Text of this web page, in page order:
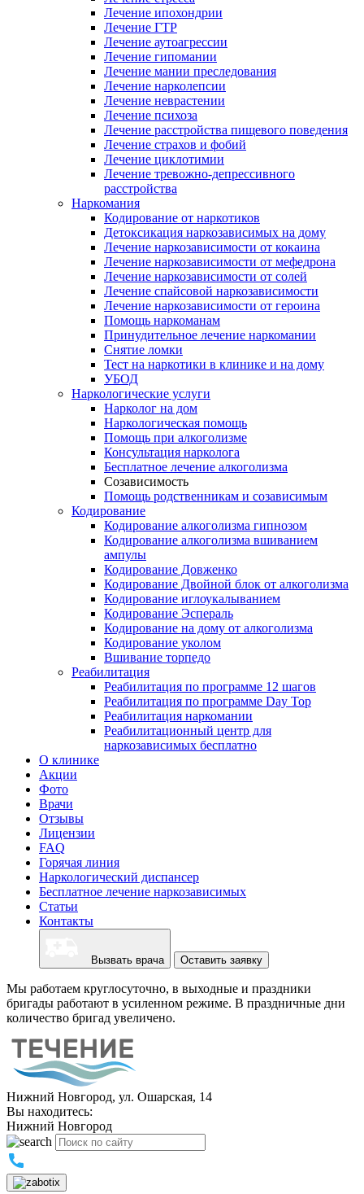
Лечение ипохондрии
Лечение ГТР
Лечение аутоагрессии
Лечение гипомании
Лечение мании преследования
Лечение нарколепсии
Лечение неврастении
Лечение психоза
Лечение расстройства пищевого поведения
Лечение страхов и фобий
Лечение циклотимии
Лечение тревожно-депрессивного
расстройства
Наркомания
Кодирование от наркотиков
Детоксикация наркозависимых на дому
Лечение наркозависимости от кокаина
Лечение наркозависимости от мефедрона
Лечение наркозависимости от солей
Лечение спайсовой наркозависимости
Лечение наркозависимости от героина
Помощь наркоманам
Принудительное лечение наркомании
Снятие ломки
Тест на наркотики в клинике и на дому
УБОД
Наркологические услуги
Нарколог на дом
Наркологическая помощь
Помощь при алкоголизме
Консультация нарколога
Бесплатное лечение алкоголизма
Созависимость
Помощь родственникам и созависимым
Кодирование
Кодирование алкоголизма гипнозом
Кодирование алкоголизма вшиванием
ампулы
Кодирование Довженко
Кодирование Двойной блок от алкоголизма
Кодирование иглоукалыванием
Кодирование Эспераль
Кодирование на дому от алкоголизма
Кодирование уколом
Вшивание торпедо
Реабилитация
Реабилитация по программе 12 шагов
Реабилитация по программе Day Top
Реабилитация наркомании
Реабилитационный центр для
наркозависимых бесплатно
О клинике
Акции
Фото
Врачи
Отзывы
Лицензии
FAQ
Горячая линия
Наркологический диспансер
Бесплатное лечение наркозависимых
Статьи
Контакты
Вызвать врача Оставить заявку
Мы работаем круглосуточно, в выходные и праздники
бригады работают в усиленном режиме. В праздничные дни
количество бригад увеличено.
Нижний Новгород, ул. Ошарская, 14
Вы находитесь:
Нижний Новгород